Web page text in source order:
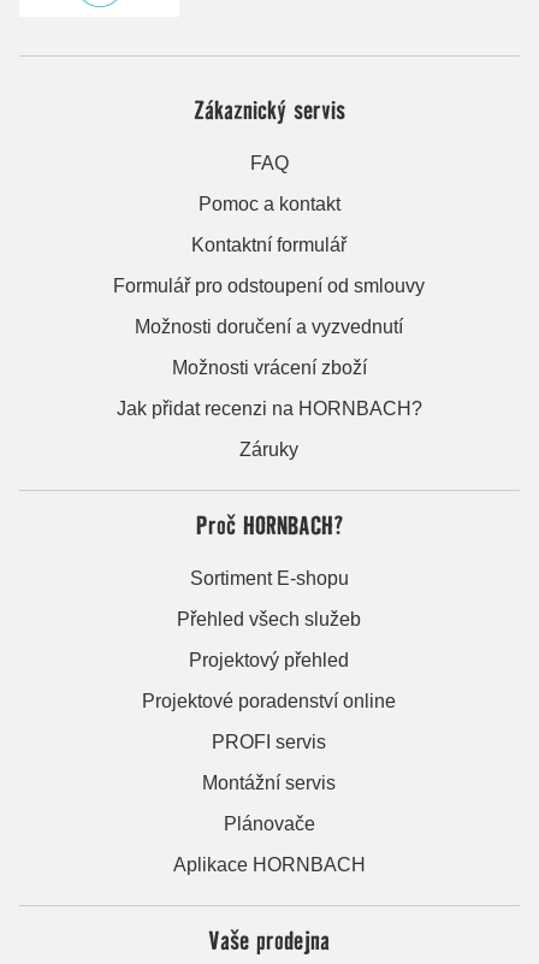
Zákaznický servis
FAQ
Pomoc a kontakt
Kontaktní formulář
Formulář pro odstoupení od smlouvy
Možnosti doručení a vyzvednutí
Možnosti vrácení zboží
Jak přidat recenzi na HORNBACH?
Záruky
Proč HORNBACH?
Sortiment E-shopu
Přehled všech služeb
Projektový přehled
Projektové poradenství online
PROFI servis
Montážní servis
Plánovače
Aplikace HORNBACH
Vaše prodejna